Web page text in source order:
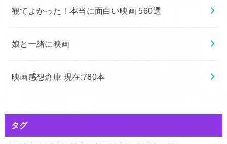
観てよかった！本当に面白い映画 560選
娘と一緒に映画
映画感想倉庫 現在:780本
タグ